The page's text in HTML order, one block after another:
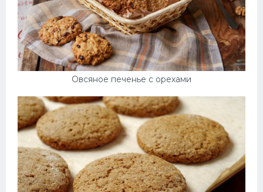
Овсяное печенье с орехами